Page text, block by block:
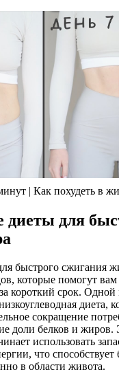
| Как похудеть в
для
быстрого сжигания
которые помогут вам
короткий срок.
диета,
сокращение
доли белков и жиров.
использовать
что
в области живота.